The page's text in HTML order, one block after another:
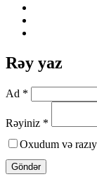
Rəy yaz
Ad *
Rəyiniz *
Oxudum və
Göndər